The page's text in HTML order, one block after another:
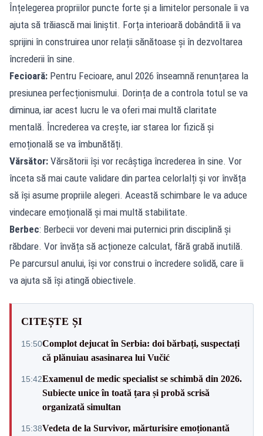
Înțelegerea propriilor puncte forte și a limitelor personale îi va
ajuta să trăiască mai liniștit. Forța interioară dobândită îi va
sprijini în construirea unor relații sănătoase și în dezvoltarea
încrederii în sine.
Fecioară: Pentru Fecioare, anul 2026 înseamnă renunțarea la
presiunea perfecționismului. Dorința de a controla totul se va
diminua, iar acest lucru le va oferi mai multă claritate
mentală. Încrederea va crește, iar starea lor fizică și
emoțională se va îmbunătăți.
Vărsător: Vărsătorii își vor recâștiga încrederea în sine. Vor
înceta să mai caute validare din partea celorlalți și vor învăța
să își asume propriile alegeri. Această schimbare le va aduce
vindecare emoțională și mai multă stabilitate.
Berbec: Berbecii vor deveni mai puternici prin disciplină și
răbdare. Vor învăța să acționeze calculat, fără grabă inutilă.
Pe parcursul anului, își vor construi o încredere solidă, care îi
va ajuta să își atingă obiectivele.
CITEȘTE ȘI
15:50Complot dejucat în Serbia: doi bărbați, suspectați
că plănuiau asasinarea lui Vučić
15:42Examenul de medic specialist se schimbă din 2026.
Subiecte unice în toată țara și probă scrisă
organizată simultan
15:38Vedeta de la Survivor, mărturisire emoționantă